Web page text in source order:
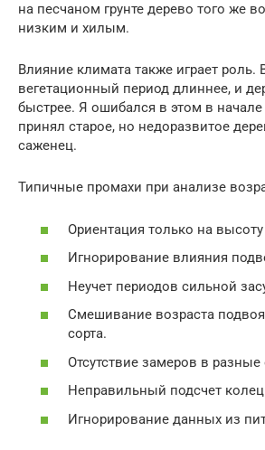
на песчаном грунте дерево того же
низким и хилым.
Влияние климата также играет роль.
вегетационный период длиннее, и
быстрее. Я ошибался в этом в начале
принял старое, но недоразвитое
саженец.
Типичные промахи при анализе
Ориентация только на
Игнорирование влияния
Неучет периодов сильной
Смешивание возраста
сорта.
Отсутствие замеров в
Неправильный подсчет
Игнорирование данных из